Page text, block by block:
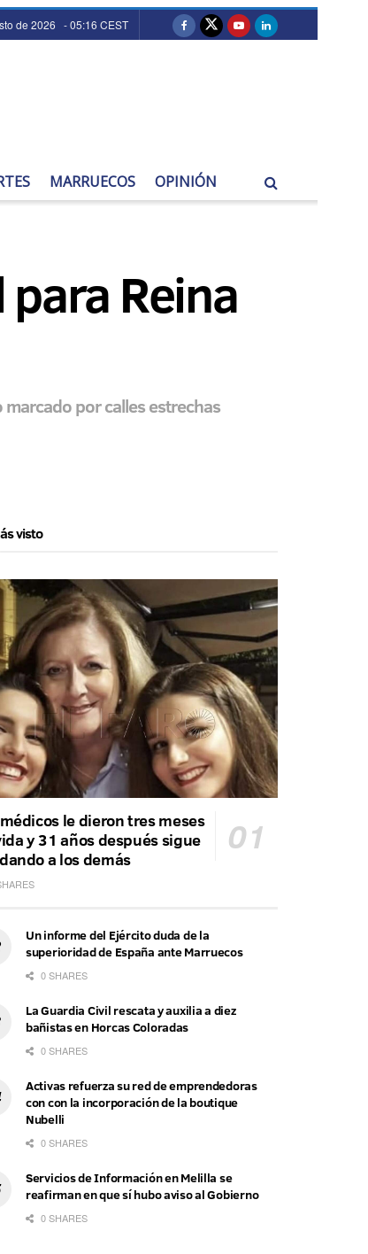
de 2026 - 05:16 CEST
MARRUECOS OPINIÓN
Reina
por calles estrechas
visto
le dieron tres meses
y 31 años después sigue
a los demás
Un informe del Ejército duda de la
superioridad de España ante Marruecos
0 SHARES
La Guardia Civil rescata y auxilia a diez
bañistas en Horcas Coloradas
0 SHARES
Activas refuerza su red de emprendedoras
con con la incorporación de la boutique
Nubelli
0 SHARES
Servicios de Información en Melilla se
reafirman en que sí hubo aviso al Gobierno
0 SHARES